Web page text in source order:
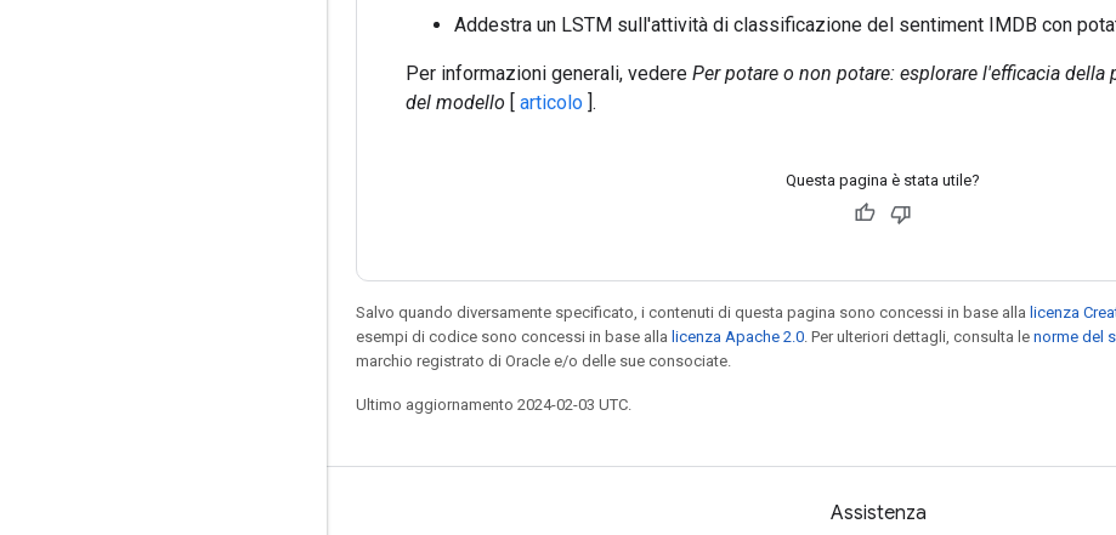
Addestra un LSTM sull'attività di classificazione del sentiment IMDB con
Per informazioni generali, vedere Per potare o non potare: esplorare l'efficacia
del modello [ articolo ].
Questa pagina è stata utile?
Salvo quando diversamente specificato, i contenuti di questa pagina sono concessi in base alla licenza
esempi di codice sono concessi in base alla licenza Apache 2.0 . Per ulteriori dettagli, consulta le norme del
marchio registrato di Oracle e/o delle sue consociate.
Ultimo aggiornamento 2024-02-03 UTC.
Assistenza